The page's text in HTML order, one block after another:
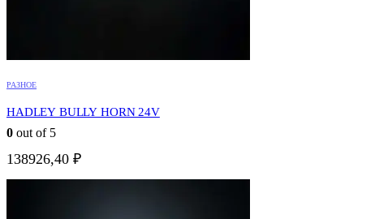
РАЗНОЕ
HADLEY BULLY HORN 24V
0 out of 5
138926,40 ₽